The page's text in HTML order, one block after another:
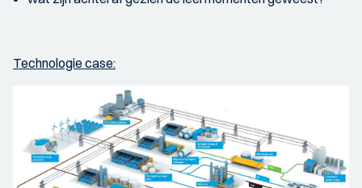
Technologie case: